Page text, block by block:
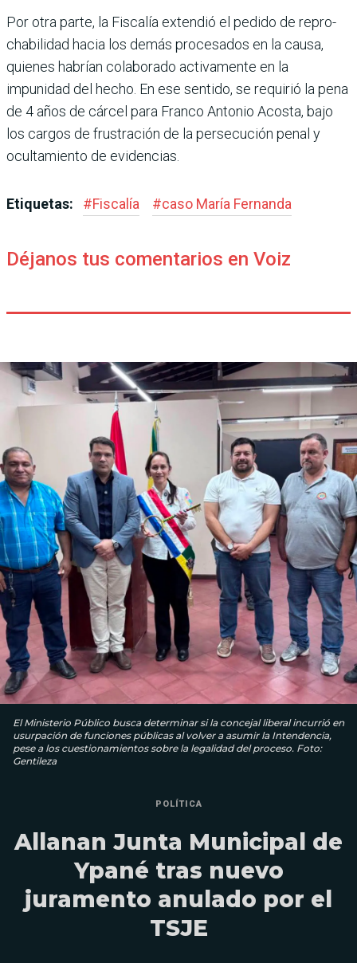
Por otra parte, la Fiscalía extendió el pedido de repro­
chabilidad hacia los demás procesados en la causa,
quie­nes habrían colaborado acti­vamente en la
impunidad del hecho. En ese sentido, se requirió la pena
de 4 años de cárcel para Franco Anto­nio Acosta, bajo
los cargos de frustración de la persecu­ción penal y
ocultamiento de evidencias.
Etiquetas: #Fiscalía #caso María Fernanda
Déjanos tus comentarios en Voiz
El Ministerio Público busca determinar si la concejal liberal incurrió en
usurpación de funciones públicas al volver a asumir la Intendencia,
pese a los cuestionamientos sobre la legalidad del proceso. Foto:
Gentileza
POLÍTICA
Allanan Junta Municipal de
Ypané tras nuevo
juramento anulado por el
TSJE